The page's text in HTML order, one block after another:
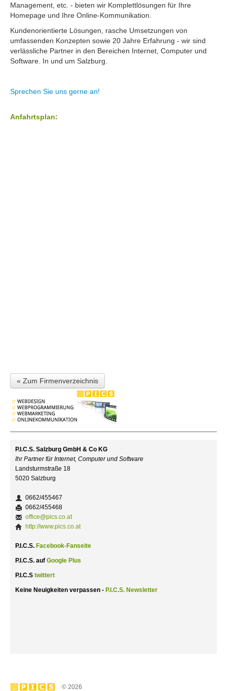
Management, etc. - bieten wir Komplettlösungen für Ihre
Homepage und Ihre Online-Kommunikation.
Kundenorientierte Lösungen, rasche Umsetzungen von
umfassenden Konzepten sowie 20 Jahre Erfahrung - wir sind
verlässliche Partner in den Bereichen Internet, Computer und
Software. In und um Salzburg.
Sprechen Sie uns gerne an!
Anfahrtsplan:
« Zum Firmenverzeichnis
P.I.C.S. Salzburg GmbH & Co KG
Ihr Partner für Internet, Computer und Software
Landsturmstraße 18
5020 Salzburg
0662/455467
0662/455468
office@pics.co.at
http://www.pics.co.at
P.I.C.S. Facebook-Fanseite
P.I.C.S. auf Google Plus
P.I.C.S twittert
Keine Neuigkeiten verpassen - P.I.C.S. Newsletter
© 2026